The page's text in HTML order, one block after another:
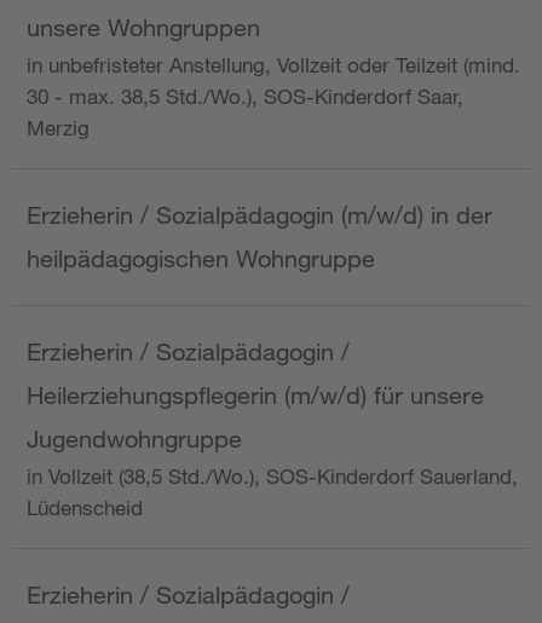
unsere Wohngruppen
in unbefristeter Anstellung, Vollzeit oder Teilzeit (mind.
30 - max. 38,5 Std./Wo.), SOS-Kinderdorf Saar,
Merzig
Erzieherin / Sozialpädagogin (m/w/d) in der
heilpädagogischen Wohngruppe
Erzieherin / Sozialpädagogin /
Heilerziehungspflegerin (m/w/d) für unsere
Jugendwohngruppe
in Vollzeit (38,5 Std./Wo.), SOS-Kinderdorf Sauerland,
Lüdenscheid
Erzieherin / Sozialpädagogin /